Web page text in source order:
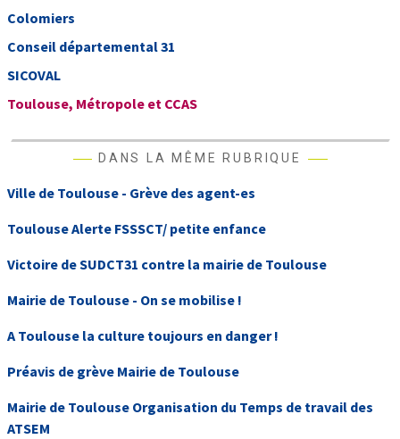
Colomiers
Conseil départemental 31
SICOVAL
Toulouse, Métropole et CCAS
DANS LA MÊME RUBRIQUE
Ville de Toulouse - Grève des agent-es
Toulouse Alerte FSSSCT/ petite enfance
Victoire de SUDCT31 contre la mairie de Toulouse
Mairie de Toulouse - On se mobilise !
A Toulouse la culture toujours en danger !
Préavis de grève Mairie de Toulouse
Mairie de Toulouse Organisation du Temps de travail des
ATSEM